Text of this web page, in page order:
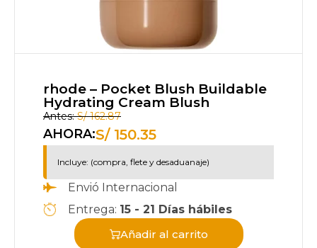
rhode – Pocket Blush Buildable
Hydrating Cream Blush
Antes:S/162.87
AHORA:S/150.35
Incluye: (compra, flete y desaduanaje)
Envió Internacional
Entrega: 15 - 21 Días hábiles
Añadir al carrito